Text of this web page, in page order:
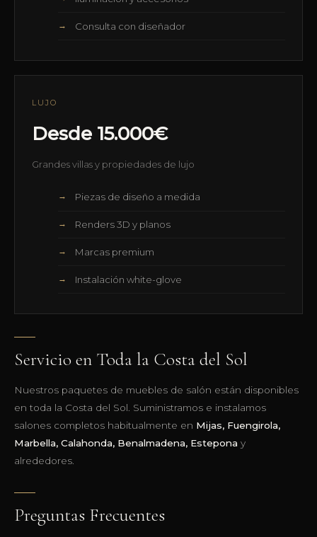
Consulta con diseñador
LUJO
Desde 15.000€
Grandes villas y propiedades de lujo
Piezas de diseño a medida
Renders 3D y planos
Marcas premium
Instalación white-glove
Servicio en Toda la Costa del Sol
Nuestros paquetes de muebles de salón están disponibles
en toda la Costa del Sol. Suministramos e instalamos
salones completos habitualmente en Mijas, Fuengirola,
Marbella, Calahonda, Benalmadena, Estepona y
alrededores.
Preguntas Frecuentes